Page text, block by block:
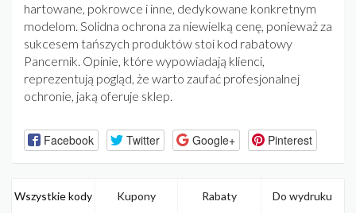
hartowane, pokrowce i inne, dedykowane konkretnym
modelom. Solidna ochrona za niewielką cenę, ponieważ za
sukcesem tańszych produktów stoi kod rabatowy
Pancernik. Opinie, które wypowiadają klienci,
reprezentują pogląd, że warto zaufać profesjonalnej
ochronie, jaką oferuje sklep.
Facebook Twitter Google+ Pinterest
Wszystkie kody Kupony Rabaty Do wydruku